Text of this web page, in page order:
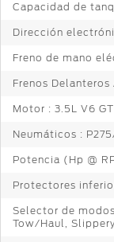
Capacidad de
Dirección
Freno de mano
Frenos
Motor : 3.5L V6
Neumáticos :
Potencia (Hp @
Protectores
Selector de
Tow/Haul,